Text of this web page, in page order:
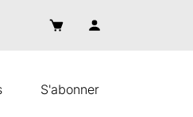
S'abonner